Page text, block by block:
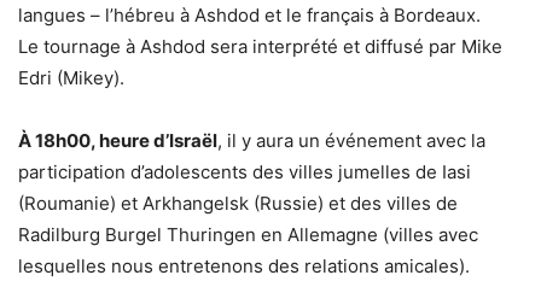
langues – l’hébreu à Ashdod et le français à Bordeaux.
Le tournage à Ashdod sera interprété et diffusé par Mike
Edri (Mikey).
À 18h00, heure d’Israël, il y aura un événement avec la
participation d’adolescents des villes jumelles de Iasi
(Roumanie) et Arkhangelsk (Russie) et des villes de
Radilburg Burgel Thuringen en Allemagne (villes avec
lesquelles nous entretenons des relations amicales).